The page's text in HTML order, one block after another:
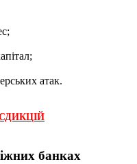
атак.
банках